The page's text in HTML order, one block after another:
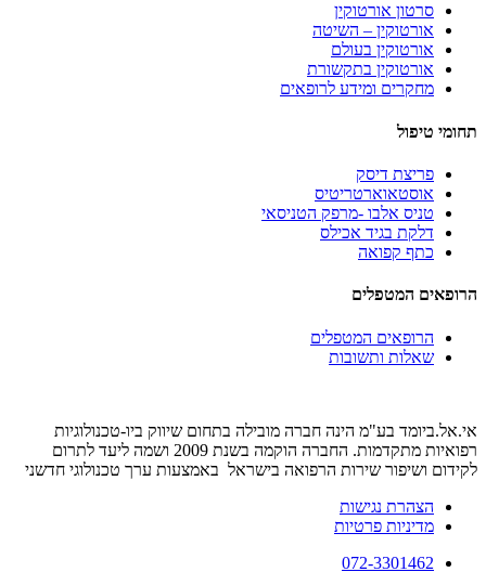
סרטון אורטוקין
אורטוקין – השיטה
אורטוקין בעולם
אורטוקין בתקשורת
מחקרים ומידע לרופאים
תחומי טיפול
פריצת דיסק
אוסטאוארטריטיס
טניס אלבו -מרפק הטניסאי
דלקת בגיד אכילס
כתף קפואה
הרופאים המטפלים
הרופאים המטפלים
שאלות ותשובות
אי.אל.ביומד בע"מ הינה חברה מובילה בתחום שיווק ביו-טכנולוגיות
רפואיות מתקדמות. החברה הוקמה בשנת 2009 ושמה ליעד לתרום
לקידום ושיפור שירות הרפואה בישראל באמצעות ערך טכנולוגי חדשני
הצהרת נגישות
מדיניות פרטיות
072-3301462